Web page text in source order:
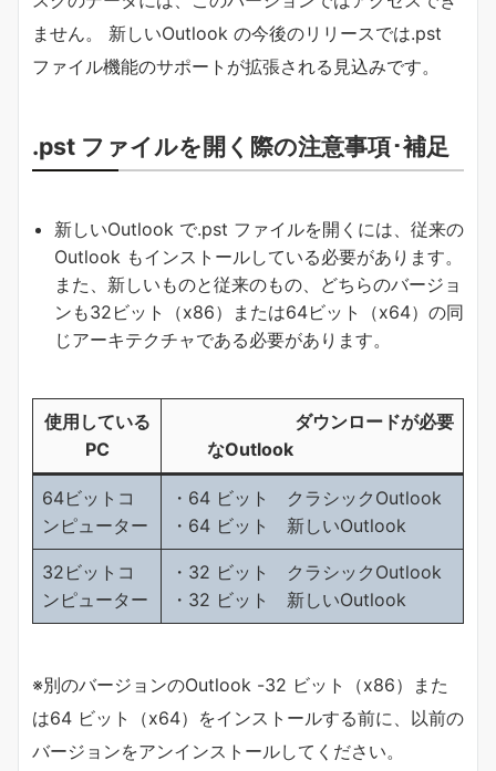
ません。 新しいOutlook の今後のリリースでは.pst
ファイル機能のサポートが拡張される見込みです。
.pst ファイルを開く際の注意事項･補足
新しいOutlook で.pst ファイルを開くには、従来の
Outlook もインストールしている必要があります。
また、新しいものと従来のもの、どちらのバージョ
ンも32ビット（x86）または64ビット（x64）の同
じアーキテクチャである必要があります。
使用している
PC
ダウンロードが必要
なOutlook
64ビットコ
ンピューター
・64 ビット クラシックOutlook
・64 ビット 新しいOutlook
32ビットコ
ンピューター
・32 ビット クラシックOutlook
・32 ビット 新しいOutlook
※別のバージョンのOutlook -32 ビット（x86）また
は64 ビット（x64）をインストールする前に、以前の
バージョンをアンインストールしてください。